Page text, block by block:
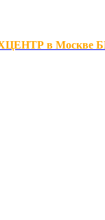
в Москве